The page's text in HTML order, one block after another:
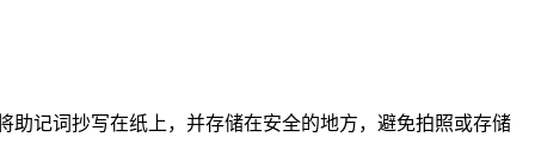
助记词抄写在纸上，并存储在安全的地方，避免拍照或存储